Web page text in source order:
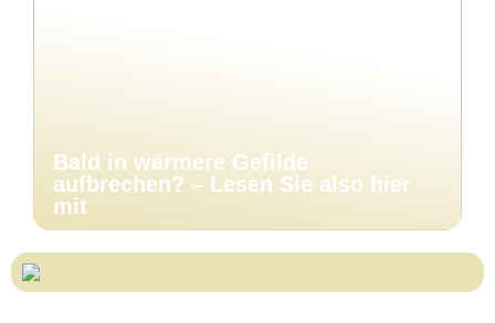
Bald in wärmere Gefilde
aufbrechen? – Lesen Sie also hier
mit